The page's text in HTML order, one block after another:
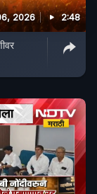
2026 2:48